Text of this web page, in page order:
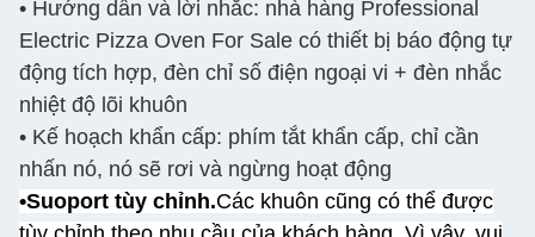
• Hướng dẫn và lời nhắc: nhà hàng Professional
Electric Pizza Oven For Sale có thiết bị báo động tự
động tích hợp, đèn chỉ số điện ngoại vi + đèn nhắc
nhiệt độ lõi khuôn
• Kế hoạch khẩn cấp: phím tắt khẩn cấp, chỉ cần
nhấn nó, nó sẽ rơi và ngừng hoạt động
•Suoport tùy chỉnh.Các khuôn cũng có thể được